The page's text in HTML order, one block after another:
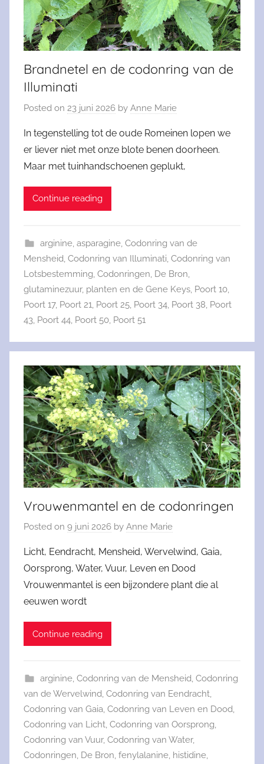
Brandnetel en de codonring van de
Illuminati
Posted on 23 juni 2026 by Anne Marie
In tegenstelling tot de oude Romeinen lopen we
er liever niet met onze blote benen doorheen.
Maar met tuinhandschoenen geplukt,
Continue reading
arginine, asparagine, Codonring van de
Mensheid, Codonring van Illuminati, Codonring van
Lotsbestemming, Codonringen, De Bron,
glutaminezuur, planten en de Gene Keys, Poort 10,
Poort 17, Poort 21, Poort 25, Poort 34, Poort 38, Poort
43, Poort 44, Poort 50, Poort 51
Vrouwenmantel en de codonringen
Posted on 9 juni 2026 by Anne Marie
Licht, Eendracht, Mensheid, Wervelwind, Gaia,
Oorsprong, Water, Vuur, Leven en Dood
Vrouwenmantel is een bijzondere plant die al
eeuwen wordt
Continue reading
arginine, Codonring van de Mensheid, Codonring
van de Wervelwind, Codonring van Eendracht,
Codonring van Gaia, Codonring van Leven en Dood,
Codonring van Licht, Codonring van Oorsprong,
Codonring van Vuur, Codonring van Water,
Codonringen, De Bron, fenylalanine, histidine,